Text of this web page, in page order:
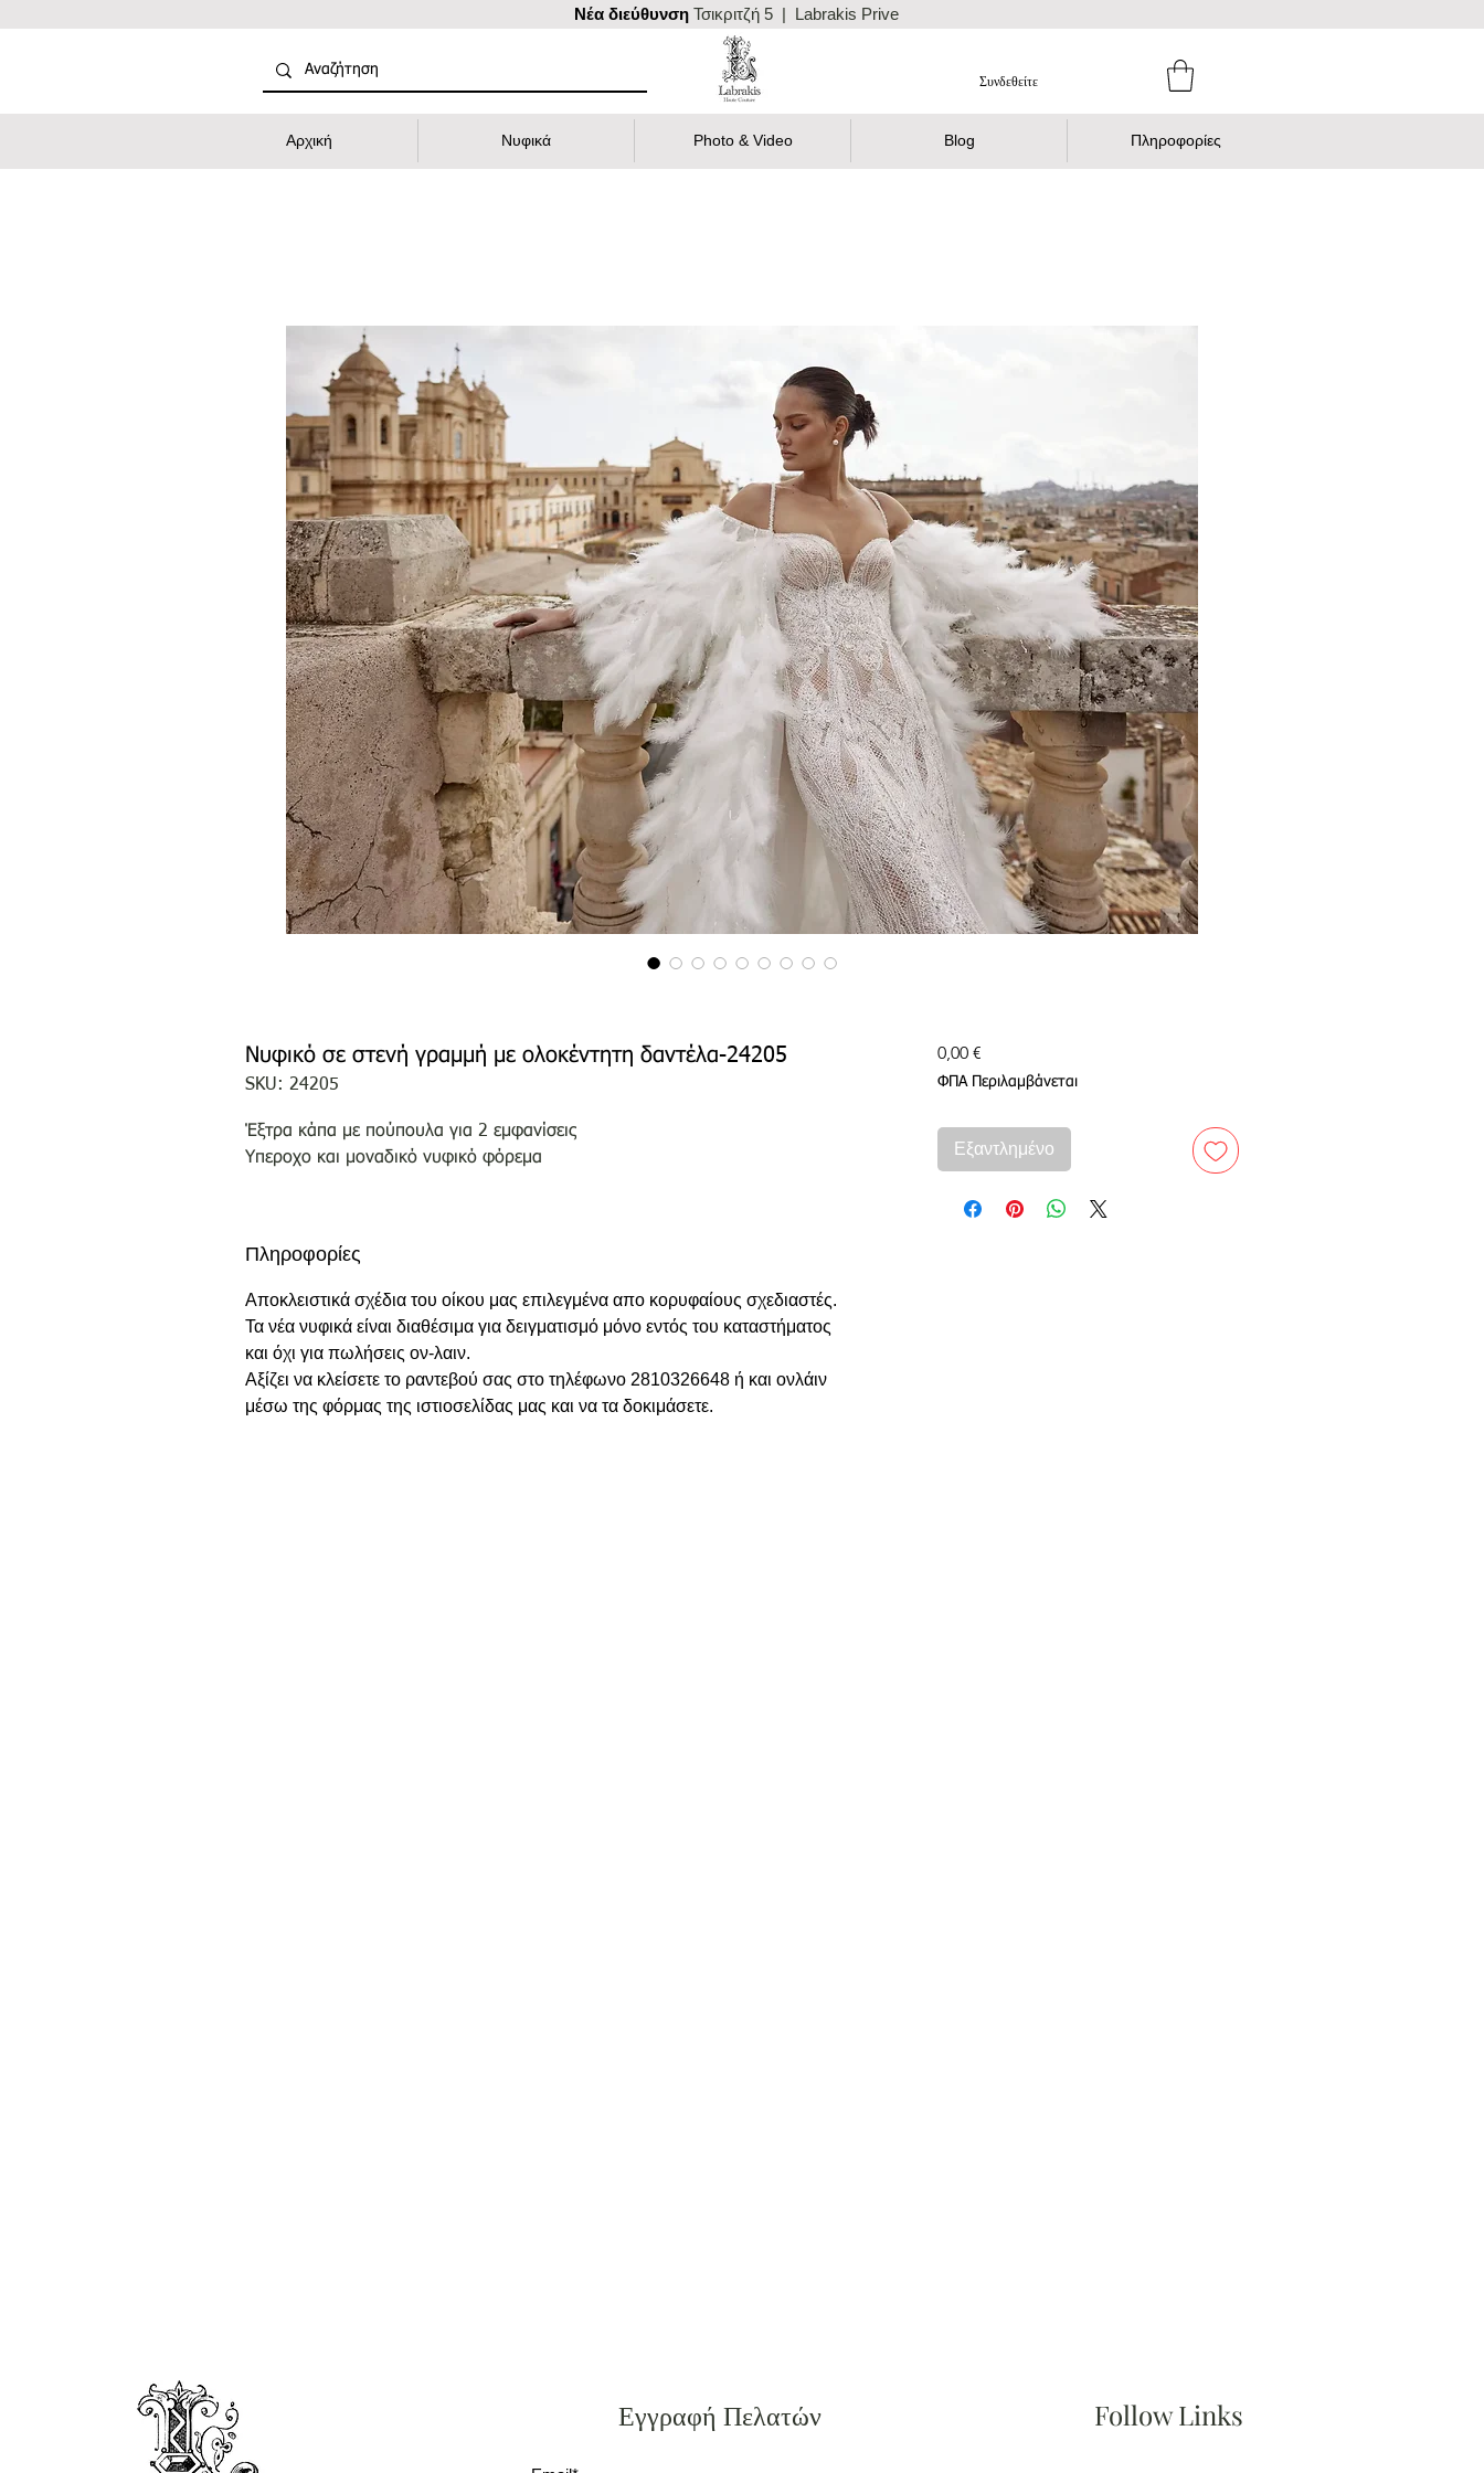
Nέα διεύθυνση Τσικριτζή 5 | Labrakis Prive
Συνδεθείτε
Αρχική Νυφικά Photo & Video Blog Πληροφορίες
Νυφικό σε στενή γραμμή με ολοκέντητη δαντέλα-24205
SKU: 24205
Έξτρα κάπα με πούπουλα για 2 εμφανίσεις
Υπεροχο και μοναδικό νυφικό φόρεμα
Πληροφορίες
Αποκλειστικά σχέδια του οίκου μας επιλεγμένα απο κορυφαίους σχεδιαστές.
Τα νέα νυφικά είναι διαθέσιμα για δειγματισμό μόνο εντός του καταστήματος
και όχι για πωλήσεις ον-λαιν.
Αξίζει να κλείσετε το ραντεβού σας στο τηλέφωνο 2810326648 ή και ονλάιν
μέσω της φόρμας της ιστιοσελίδας μας και να τα δοκιμάσετε.
0,00 €Τιμή
ΦΠΑ Περιλαμβάνεται
Εξαντλημένο
Εγγραφή Πελατών Follow Links